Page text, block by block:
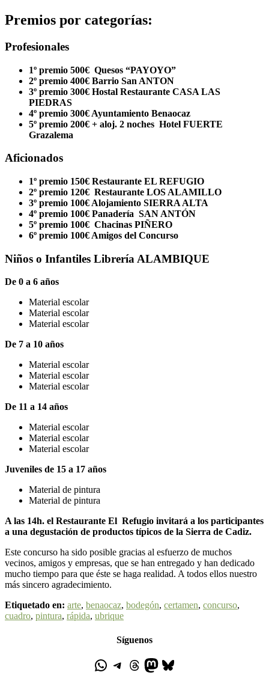
Premios por categorías:
Profesionales
1º premio 500€ Quesos “PAYOYO”
2º premio 400€ Barrio San ANTON
3º premio 300€ Hostal Restaurante CASA LAS
PIEDRAS
4º premio 300€ Ayuntamiento Benaocaz
5º premio 200€ + aloj. 2 noches Hotel FUERTE
Grazalema
Aficionados
1º premio 150€ Restaurante EL REFUGIO
2º premio 120€ Restaurante LOS ALAMILLO
3º premio 100€ Alojamiento SIERRA ALTA
4º premio 100€ Panadería SAN ANTÓN
5º premio 100€ Chacinas PIÑERO
6º premio 100€ Amigos del Concurso
Niños o Infantiles Librería ALAMBIQUE
De 0 a 6 años
Material escolar
Material escolar
Material escolar
De 7 a 10 años
Material escolar
Material escolar
Material escolar
De 11 a 14 años
Material escolar
Material escolar
Material escolar
Juveniles de 15 a 17 años
Material de pintura
Material de pintura
A las 14h. el Restaurante El Refugio invitará a los participantes
a una degustación de productos típicos de la Sierra de Cadiz.
Este concurso ha sido posible gracias al esfuerzo de muchos
vecinos, amigos y empresas, que se han entregado y han dedicado
mucho tiempo para que éste se haga realidad. A todos ellos nuestro
más sincero agradecimiento.
Etiquetado en: arte, benaocaz, bodegón, certamen, concurso,
cuadro, pintura, rápida, ubrique
Síguenos